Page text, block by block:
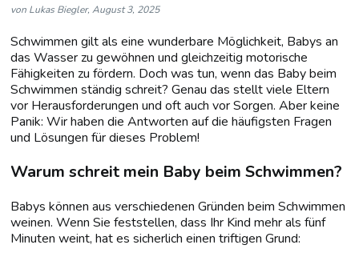
von Lukas Biegler, August 3, 2025
Schwimmen gilt als eine wunderbare Möglichkeit, Babys an
das Wasser zu gewöhnen und gleichzeitig motorische
Fähigkeiten zu fördern. Doch was tun, wenn das Baby beim
Schwimmen ständig schreit? Genau das stellt viele Eltern
vor Herausforderungen und oft auch vor Sorgen. Aber keine
Panik: Wir haben die Antworten auf die häufigsten Fragen
und Lösungen für dieses Problem!
Warum schreit mein Baby beim Schwimmen?
Babys können aus verschiedenen Gründen beim Schwimmen
weinen. Wenn Sie feststellen, dass Ihr Kind mehr als fünf
Minuten weint, hat es sicherlich einen triftigen Grund: